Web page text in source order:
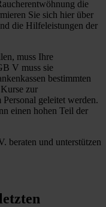
die
Sie sich hier über
die Hilfeleistungen der
muss Ihre
V muss sie
bestimmten
zur
geleitet werden.
einen hohen Teil der
und unterstützen